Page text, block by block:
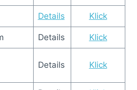
Details Klick
Details Klick
Details Klick